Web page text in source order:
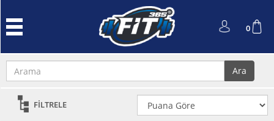
Tozu
Performans
Güç
0
Ara
FİLTRELE